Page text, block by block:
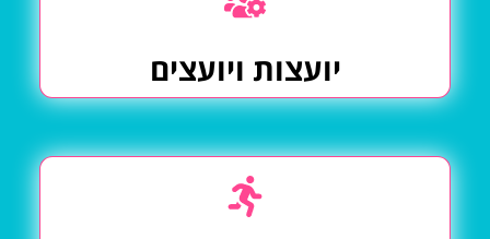
יועצות ויועצים